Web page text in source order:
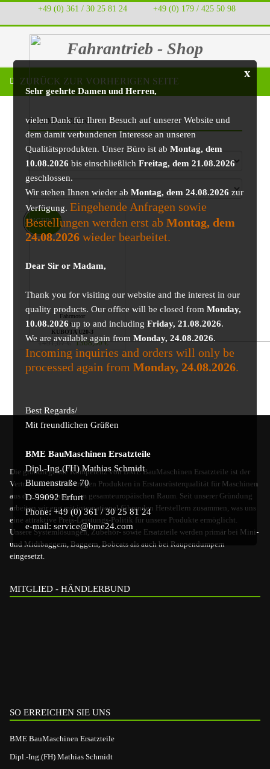
+49 (0) 361 / 30 25 81 24 +49 (0) 179 / 425 50 98
Fahrantrieb - Shop
x
Sehr geehrte Damen und Herren,
vielen Dank für Ihren Besuch auf unserer Website und
dem damit verbundenen Interesse an unseren
Qualitätsprodukten. Unser Büro ist abMontag, dem
10.08.2026 bis einschließlichFreitag, dem 21.08.2026
geschlossen.
Wir stehen Ihnen wieder abMontag, dem 24.08.2026 zur
Verfügung. Eingehende Anfragen sowie
Bestellungen werden erst abMontag, dem
24.08.2026 wieder bearbeitet.
Dear Sir or Madam,
Thank you for visiting our website and the interest in our
quality products. Our office will be closed fromMonday,
10.08.2026up to and includingFriday, 21.08.2026.
We are available again fromMonday, 24.08.2026.
Incoming inquiries and orders will only be
processed again fromMonday, 24.08.2026.
Best Regards/
Mit freundlichen Grüßen
BME BauMaschinen Ersatzteile
Dipl.-Ing.(FH) Mathias Schmidt
Blumenstraße 70
D-99092 Erfurt
Phone: +49 (0) 361 / 30 25 81 24
e-mail: service@bme24.com
ZURÜCK ZUR VORHERIGEN SEITE
BAUMASCHINE
Fahrmotor
für
KUBOTA U20-3
1491,07€ 1368,50€
ANGEBOT!
Die grundlegende Kompetenz von BME BauMaschinen Ersatzteile ist der
Vertrieb von hochwertigen Produkten in Erstausrüsterqualität für Maschinen
aus der Bauindustrie im gesamteuropäischen Raum. Seit unserer Gründung
arbeiten wir eng mit international führenden Herstellern zusammen, was uns
eine attraktive Preis-Leistungs-Politik für unsere Produkte ermöglicht.
Unsere Systemlösungen, Zubehör- sowie Ersatzteile werden primär bei Mini-
und Midibaggern, Baggern, Bobcats als auch bei Raupendumpern
eingesetzt.
MITGLIED - HÄNDLERBUND
SO ERREICHEN SIE UNS
BME BauMaschinen Ersatzteile
Dipl.-Ing.(FH) Mathias Schmidt